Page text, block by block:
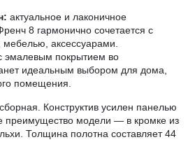
актуальное и лаконичное
8 гармонично сочетается с
аксессуарами.
эмалевым покрытием во
идеальным выбором для дома,
помещения.
сборная. Конструктив усилен панелью
модели — в кромке из
Толщина полотна составляет 44